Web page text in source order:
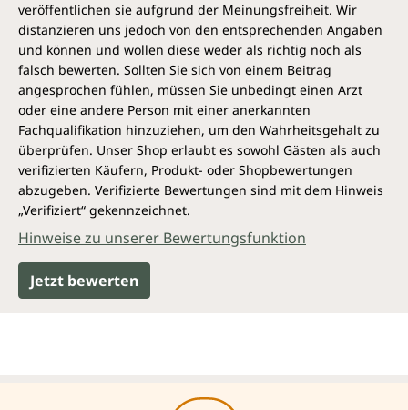
veröffentlichen sie aufgrund der Meinungsfreiheit. Wir
distanzieren uns jedoch von den entsprechenden Angaben
und können und wollen diese weder als richtig noch als
falsch bewerten. Sollten Sie sich von einem Beitrag
angesprochen fühlen, müssen Sie unbedingt einen Arzt
oder eine andere Person mit einer anerkannten
Fachqualifikation hinzuziehen, um den Wahrheitsgehalt zu
überprüfen. Unser Shop erlaubt es sowohl Gästen als auch
verifizierten Käufern, Produkt- oder Shopbewertungen
abzugeben. Verifizierte Bewertungen sind mit dem Hinweis
„Verifiziert“ gekennzeichnet.
Hinweise zu unserer Bewertungsfunktion
Jetzt bewerten